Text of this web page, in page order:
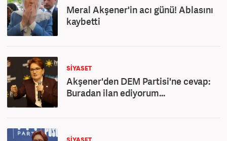
Meral Akşener'in acı günü! Ablasını
kaybetti
SİYASET
Akşener'den DEM Partisi'ne cevap:
Buradan ilan ediyorum...